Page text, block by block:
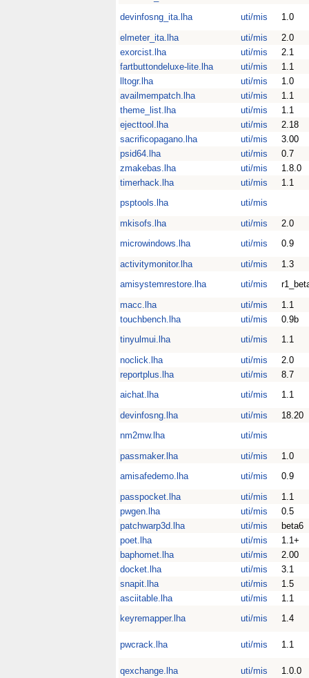
devinfosng_ita.lha
uti/mis
1.0
elmeter_ita.lha
uti/mis
2.0
exorcist.lha
uti/mis
2.1
fartbuttondeluxe-lite.lha
uti/mis
1.1
lltogr.lha
uti/mis
1.0
availmempatch.lha
uti/mis
1.1
theme_list.lha
uti/mis
1.1
ejecttool.lha
uti/mis
2.18
sacrificopagano.lha
uti/mis
3.00
psid64.lha
uti/mis
0.7
zmakebas.lha
uti/mis
1.8.0
timerhack.lha
uti/mis
1.1
psptools.lha
uti/mis
mkisofs.lha
uti/mis
2.0
microwindows.lha
uti/mis
0.9
activitymonitor.lha
uti/mis
1.3
amisystemrestore.lha
uti/mis
macc.lha
uti/mis
1.1
touchbench.lha
uti/mis
0.9b
tinyulmui.lha
uti/mis
1.1
noclick.lha
uti/mis
2.0
reportplus.lha
uti/mis
8.7
aichat.lha
uti/mis
1.1
devinfosng.lha
uti/mis
18.20
nm2mw.lha
uti/mis
passmaker.lha
uti/mis
1.0
amisafedemo.lha
uti/mis
0.9
passpocket.lha
uti/mis
1.1
pwgen.lha
uti/mis
0.5
patchwarp3d.lha
uti/mis
beta6
poet.lha
uti/mis
1.1+
baphomet.lha
uti/mis
2.00
docket.lha
uti/mis
3.1
snapit.lha
uti/mis
1.5
asciitable.lha
uti/mis
1.1
keyremapper.lha
uti/mis 1.4
pwcrack.lha uti/mis 1.1
qexchange.lha uti/mis
1.0.0